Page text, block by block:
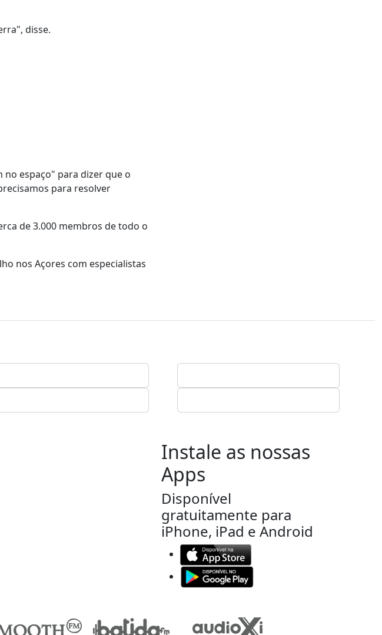
disse.
espaço" para dizer que o
para resolver
de 3.000 membros de todo o
nos Açores com especialistas
Instale as nossas
Apps
Disponível
gratuitamente para
iPhone, iPad e Android